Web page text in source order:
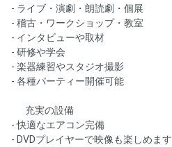
- ライブ・演劇・朗読劇・個展
- 稽古・ワークショップ・教室
- インタビューや取材
- 研修や学会
- 楽器練習やスタジオ撮影
- 各種パーティー開催可能
🛠️ 充実の設備
- 快適なエアコン完備
- DVDプレイヤーで映像も楽しめます